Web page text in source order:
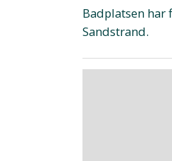
Badplatsen
Sandstrand.